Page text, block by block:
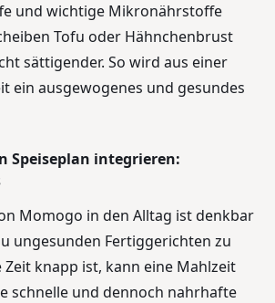
und wichtige Mikronährstoffe
Tofu oder Hähnchenbrust
sättigender. So wird aus einer
ein ausgewogenes und gesundes
Speiseplan integrieren:
Momogo in den Alltag ist denkbar
ungesunden Fertiggerichten zu
knapp ist, kann eine Mahlzeit
schnelle und dennoch nahrhafte